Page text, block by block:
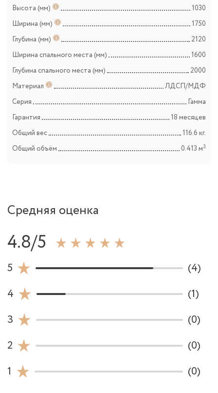
Высота (мм)
1030
Ширина (мм)
1750
Глубина (мм)
2120
Ширина спального места (мм)
1600
Глубина спального места (мм)
2000
Материал
ЛДСП/МДФ
Серия
Гамма
Гарантия
18 месяцев
Общий вес
116.6 кг.
Общий объём
0.413 м3
Средняя оценка
4.8/5
5
(4)
4
(1)
3
(0)
2
(0)
1
(0)